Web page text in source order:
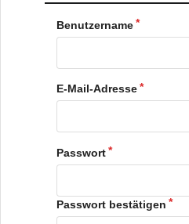
Benutzername
E-Mail-Adresse
Passwort
Passwort bestätigen